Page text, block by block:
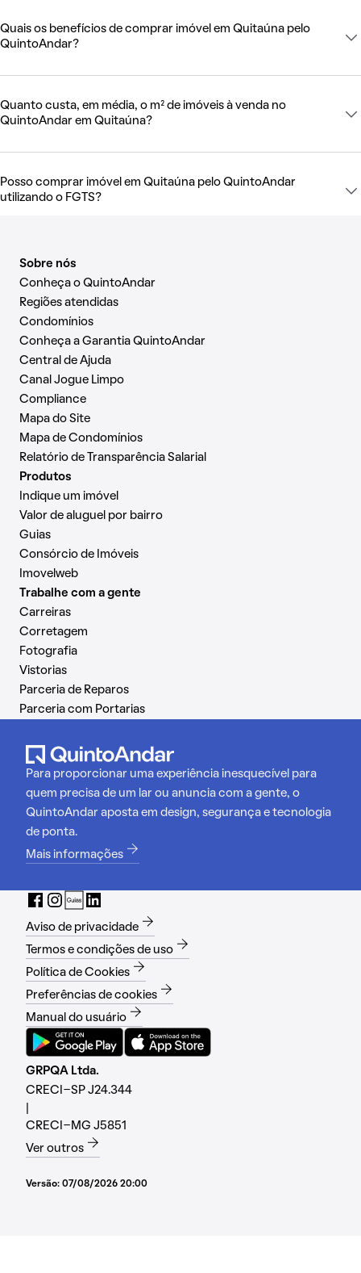
Quais os benefícios de comprar imóvel em Quitaúna pelo
QuintoAndar?
Quanto custa, em média, o m² de imóveis à venda no
QuintoAndar em Quitaúna?
Posso comprar imóvel em Quitaúna pelo QuintoAndar
utilizando o FGTS?
Sobre nós
Conheça o QuintoAndar
Regiões atendidas
Condomínios
Conheça a Garantia QuintoAndar
Central de Ajuda
Canal Jogue Limpo
Compliance
Mapa do Site
Mapa de Condomínios
Relatório de Transparência Salarial
Produtos
Indique um imóvel
Valor de aluguel por bairro
Guias
Consórcio de Imóveis
Imovelweb
Trabalhe com a gente
Carreiras
Corretagem
Fotografia
Vistorias
Parceria de Reparos
Parceria com Portarias
Para proporcionar uma experiência inesquecível para
quem precisa de um lar ou anuncia com a gente, o
QuintoAndar aposta em design, segurança e tecnologia
de ponta.
Mais informações
Aviso de privacidade
Termos e condições de uso
Política de Cookies
Preferências de cookies
Manual do usuário
GRPQA Ltda.
CRECI-SP J24.344
CRECI-MG J5851
Ver outros
Versão: 07/08/2026 20:00